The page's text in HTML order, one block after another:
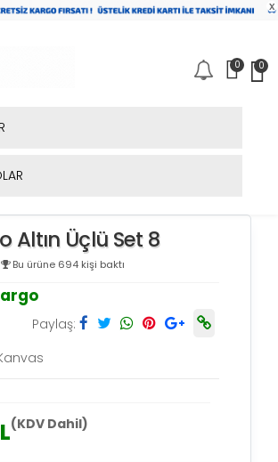
x
0 0
Altın Üçlü Set 8
Bu ürüne 694 kişi baktı
Paylaş:
(KDV Dahil)